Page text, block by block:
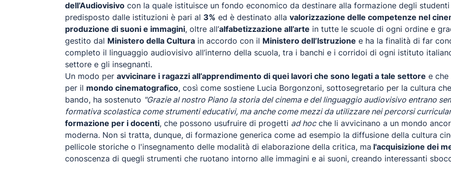
dell’Audiovisivo con la quale istituisce un fondo economico da destinare alla formazione degli
predisposto dalle istituzioni è pari al 3% ed è destinato alla valorizzazione delle competenze nel
produzione di suoni e immagini, oltre all’alfabetizzazione all’arte in tutte le scuole di ogni ordine e
gestito dal Ministero della Cultura in accordo con il Ministero dell’Istruzione e ha la finalità di far
completo il linguaggio audiovisivo all’interno della scuola, tra i banchi e i corridoi di ogni istituto
settore e gli insegnanti.
Un modo per avvicinare i ragazzi all’apprendimento di quei lavori che sono legati a tale settore e
per il mondo cinematografico, così come sostiene Lucia Borgonzoni, sottosegretario per la cultura
bando, ha sostenuto "Grazie al nostro Piano la storia del cinema e del linguaggio audiovisivo entrano
formativa scolastica come strumenti educativi, ma anche come mezzi da utilizzare nei percorsi
formazione per i docenti, che possono usufruire di progetti ad hocche li avvicinano a un mondo
moderna. Non si tratta, dunque, di formazione generica come ad esempio la diffusione della cultura
pellicole storiche o l'insegnamento delle modalità di elaborazione della critica, ma l'acquisizione dei
conoscenza di quegli strumenti che ruotano intorno alle immagini e ai suoni, creando interessanti